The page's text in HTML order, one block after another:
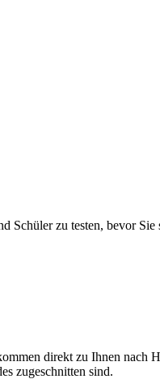
Schüler zu testen, bevor Sie
direkt zu Ihnen nach
zugeschnitten sind.